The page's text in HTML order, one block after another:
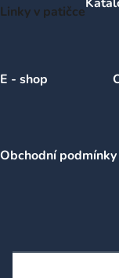
Linky v patičce
E - shop
Obchodní